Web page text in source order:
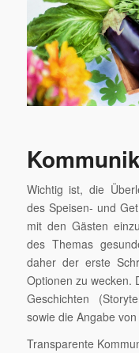
Wichtig ist, die
des Speisen- und
mit den Gästen
des Themas
daher der erste
Optionen zu wecken.
Geschichten
sowie die Angabe
Transparente